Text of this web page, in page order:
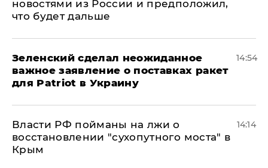
новостями из России и предположил,
что будет дальше
Зеленский сделал неожиданное
важное заявление о поставках ракет
для Patriot в Украину
14:54
Власти РФ пойманы на лжи о
восстановлении "сухопутного моста" в
Крым
14:14